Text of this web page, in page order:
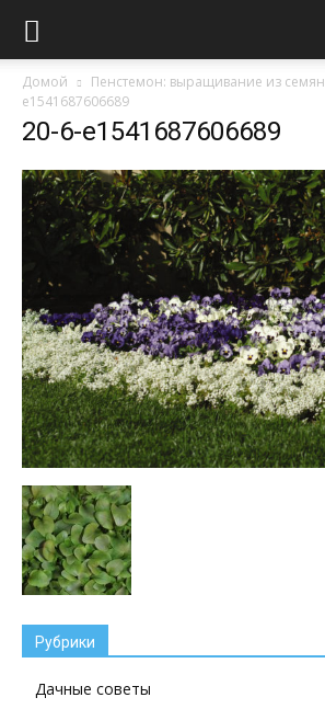
Домой Пенстемон: выращивание из семян
e1541687606689
20-6-e1541687606689
Рубрики
Дачные советы